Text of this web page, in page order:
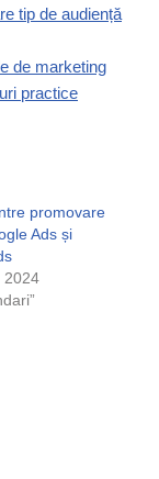
tip de audiență
de marketing
practice
promovare
Ads și
2024